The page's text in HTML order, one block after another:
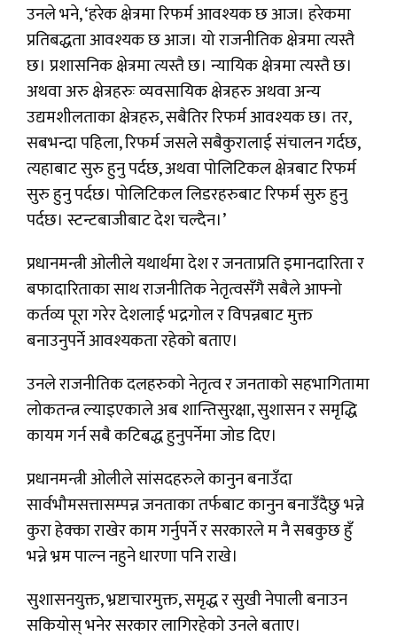
उनले भने, ‘हरेक क्षेत्रमा रिफर्म आवश्यक छ आज। हरेकमा
प्रतिबद्धता आवश्यक छ आज। यो राजनीतिक क्षेत्रमा त्यस्तै
छ। प्रशासनिक क्षेत्रमा त्यस्तै छ। न्यायिक क्षेत्रमा त्यस्तै छ।
अथवा अरु क्षेत्रहरुः व्यवसायिक क्षेत्रहरु अथवा अन्य
उद्यमशीलताका क्षेत्रहरु, सबैतिर रिफर्म आवश्यक छ। तर,
सबभन्दा पहिला, रिफर्म जसले सबैकुरालाई संचालन गर्दछ,
त्यहाबाट सुरु हुनु पर्दछ, अथवा पोलिटिकल क्षेत्रबाट रिफर्म
सुरु हुनु पर्दछ। पोलिटिकल लिडरहरुबाट रिफर्म सुरु हुनु
पर्दछ। स्टन्टबाजीबाट देश चल्दैन।’
प्रधानमन्त्री ओलीले यथार्थमा देश र जनताप्रति इमानदारिता र
बफादारिताका साथ राजनीतिक नेतृत्वसँगै सबैले आफ्नो
कर्तव्य पूरा गरेर देशलाई भद्रगोल र विपन्नबाट मुक्त
बनाउनुपर्ने आवश्यकता रहेको बताए।
उनले राजनीतिक दलहरुको नेतृत्व र जनताको सहभागितामा
लोकतन्त्र ल्याइएकाले अब शान्तिसुरक्षा, सुशासन र समृद्धि
कायम गर्न सबै कटिबद्ध हुनुपर्नेमा जोड दिए।
प्रधानमन्त्री ओलीले सांसदहरुले कानुन बनाउँदा
सार्वभौमसत्तासम्पन्न जनताका तर्फबाट कानुन बनाउँदैछु भन्ने
कुरा हेक्का राखेर काम गर्नुपर्ने र सरकारले म नै सबकुछ हुँ
भन्ने भ्रम पाल्न नहुने धारणा पनि राखे।
सुशासनयुक्त, भ्रष्टाचारमुक्त, समृद्ध र सुखी नेपाली बनाउन
सकियोस् भनेर सरकार लागिरहेको उनले बताए।